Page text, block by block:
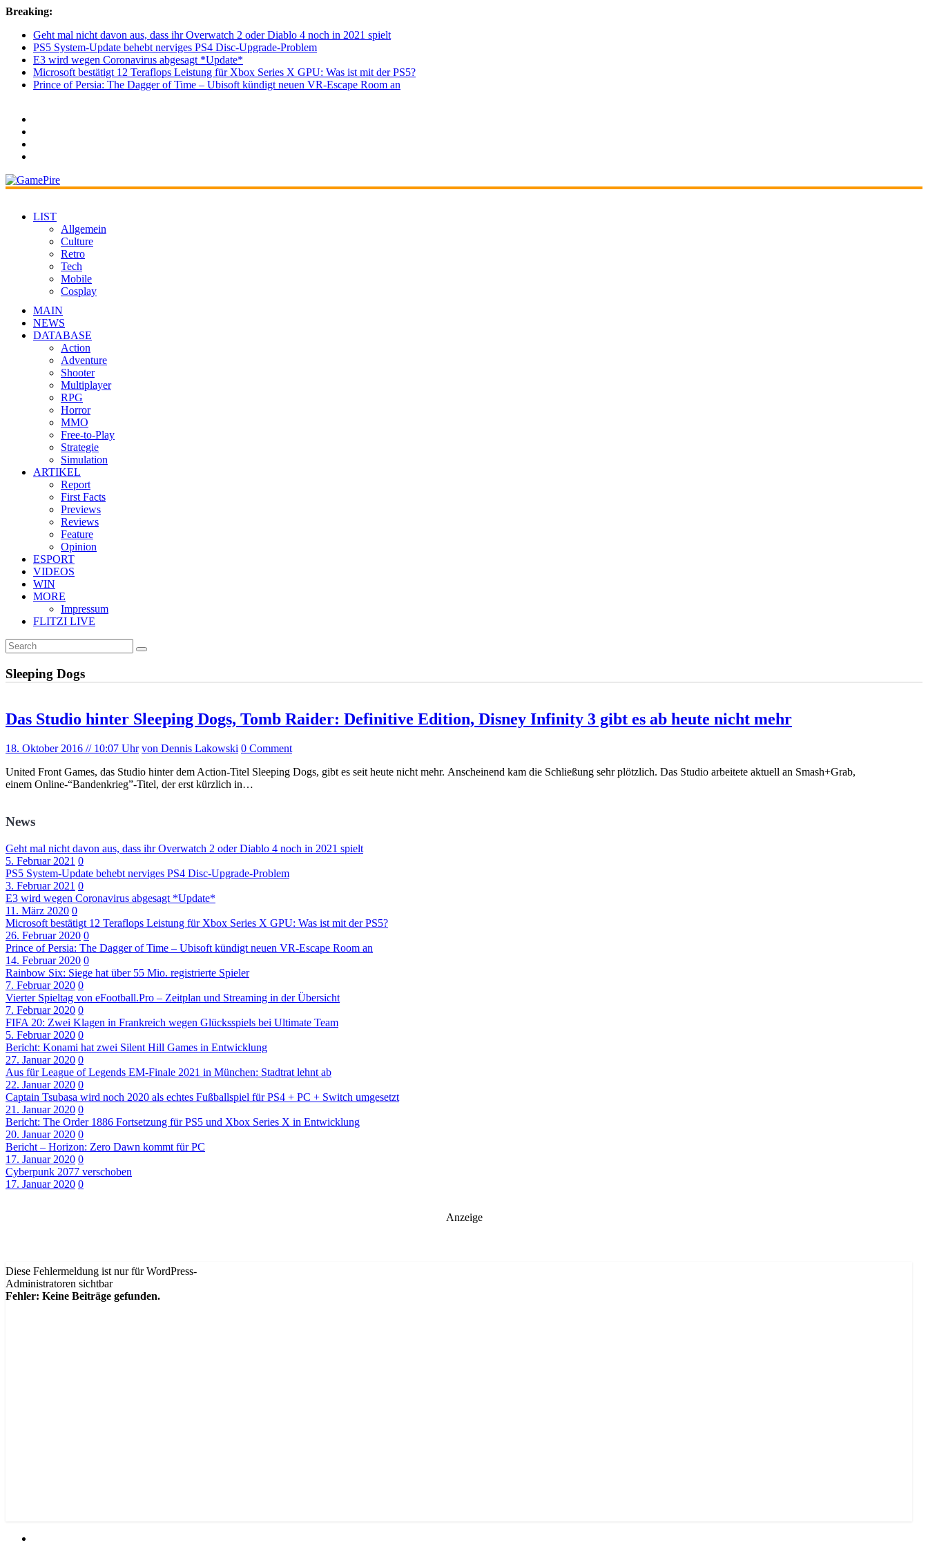
Breaking:
Geht mal nicht davon aus, dass ihr Overwatch 2 oder Diablo 4 noch in 2021 spielt
PS5 System-Update behebt nerviges PS4 Disc-Upgrade-Problem
E3 wird wegen Coronavirus abgesagt *Update*
Microsoft bestätigt 12 Teraflops Leistung für Xbox Series X GPU: Was ist mit der PS5?
Prince of Persia: The Dagger of Time – Ubisoft kündigt neuen VR-Escape Room an
LIST
Allgemein
Culture
Retro
Tech
Mobile
Cosplay
MAIN
NEWS
DATABASE
Action
Adventure
Shooter
Multiplayer
RPG
Horror
MMO
Free-to-Play
Strategie
Simulation
ARTIKEL
Report
First Facts
Previews
Reviews
Feature
Opinion
ESPORT
VIDEOS
WIN
MORE
Impressum
FLITZI LIVE
Sleeping Dogs
Das Studio hinter Sleeping Dogs, Tomb Raider: Definitive Edition, Disney Infinity 3 gibt es ab heute nicht mehr
18. Oktober 2016 // 10:07 Uhr von Dennis Lakowski 0 Comment
United Front Games, das Studio hinter dem Action-Titel Sleeping Dogs, gibt es seit heute nicht mehr. Anscheinend kam die Schließung sehr plötzlich. Das Studio arbeitete aktuell an Smash+Grab,
einem Online-“Bandenkrieg”-Titel, der erst kürzlich in…
News
Geht mal nicht davon aus, dass ihr Overwatch 2 oder Diablo 4 noch in 2021 spielt
5. Februar 2021 0
PS5 System-Update behebt nerviges PS4 Disc-Upgrade-Problem
3. Februar 2021 0
E3 wird wegen Coronavirus abgesagt *Update*
11. März 2020 0
Microsoft bestätigt 12 Teraflops Leistung für Xbox Series X GPU: Was ist mit der PS5?
26. Februar 2020 0
Prince of Persia: The Dagger of Time – Ubisoft kündigt neuen VR-Escape Room an
14. Februar 2020 0
Rainbow Six: Siege hat über 55 Mio. registrierte Spieler
7. Februar 2020 0
Vierter Spieltag von eFootball.Pro – Zeitplan und Streaming in der Übersicht
7. Februar 2020 0
FIFA 20: Zwei Klagen in Frankreich wegen Glücksspiels bei Ultimate Team
5. Februar 2020 0
Bericht: Konami hat zwei Silent Hill Games in Entwicklung
27. Januar 2020 0
Aus für League of Legends EM-Finale 2021 in München: Stadtrat lehnt ab
22. Januar 2020 0
Captain Tsubasa wird noch 2020 als echtes Fußballspiel für PS4 + PC + Switch umgesetzt
21. Januar 2020 0
Bericht: The Order 1886 Fortsetzung für PS5 und Xbox Series X in Entwicklung
20. Januar 2020 0
Bericht – Horizon: Zero Dawn kommt für PC
17. Januar 2020 0
Cyberpunk 2077 verschoben
17. Januar 2020 0
Anzeige
Diese Fehlermeldung ist nur für WordPress-
Administratoren sichtbar
Fehler: Keine Beiträge gefunden.